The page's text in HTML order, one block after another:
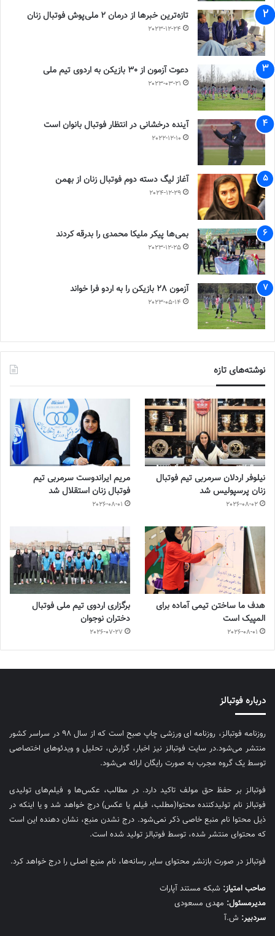
تازه‌ترین خبرها از درمان ۲ ملی‌پوش فوتبال زنان
2023-12-24
دعوت آزمون از 30 بازیکن به اردوی تیم ملی
2023-03-21
آینده درخشانی در انتظار فوتبال بانوان است
2022-12-10
آغاز لیگ دسته دوم فوتبال زنان از بهمن
2024-12-29
بمی‌ها پیکر ملیکا محمدی را بدرقه کردند
2023-12-25
آزمون 28 بازیکن را به اردو فرا خواند
2023-05-14
نوشته‌های تازه
نیلوفر اردلان سرمربی تیم فوتبال
زنان پرسپولیس شد
2026-08-02
مریم ایراندوست سرمربی تیم
فوتبال زنان استقلال شد
2026-08-01
هدف ما ساختن تیمی آماده برای
المپیک است
2026-08-01
برگزاری اردوی تیم ملی فوتبال
دختران نوجوان
2026-07-27
درباره فوتبالز
روزنامه فوتبالز، روزنامه ای ورزشی چاپ صبح است که از سال ۹۸ در سراسر کشور
منتشر می‌شود.در سایت فوتبالز نیز اخبار، گزارش، تحلیل و ویدئوهای اختصاصی
توسط یک گروه مجرب به صورت رایگان ارائه می‌شود.
فوتبالز بر حفظ حق مولف تاکید دارد. در مطالب، عکس‌ها و فیلم‌های تولیدی
فوتبالز نام تولیدکننده محتوا(مطلب، فیلم یا عکس) درج خواهد شد و یا اینکه در
ذیل محتوا نام منبع خاصی ذکر نمی‌‎شود. درج نشدن منبع، نشان دهنده این است
که محتوای منتشر شده، توسط فوتبالز تولید شده است.
فوتبالز در صورت بازنشر محتوای سایر رسانه‌ها، نام منبع اصلی را درج خواهد کرد.
صاحب امتیاز: شبکه مستند آپارات
مديرمسئول: مهدی مسعودی
سردبیر: ش.آ